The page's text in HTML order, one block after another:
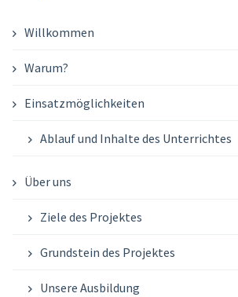
Willkommen
Warum?
Einsatzmöglichkeiten
Ablauf und Inhalte des Unterrichtes
Über uns
Ziele des Projektes
Grundstein des Projektes
Unsere Ausbildung